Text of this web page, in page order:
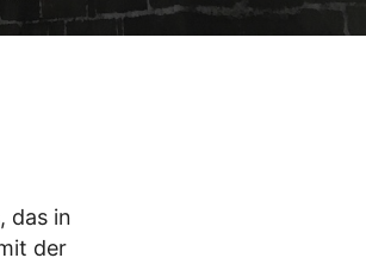
Wissenswertes vor der
China Einreise
Verbotene Stadt
das in
der